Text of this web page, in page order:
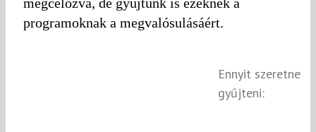
programoknak a megvalósulásáért.
Ennyit szeretne
gyűjteni: